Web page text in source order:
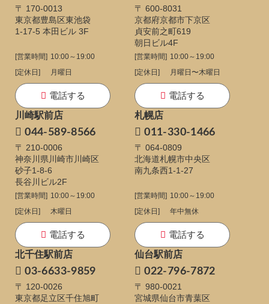
〒 170-0013
東京都豊島区東池袋
1-17-5 本田ビル 3F
[営業時間] 10:00～19:00
[定休日]
月曜日
電話する
〒 600-8031
京都府京都市下京区
貞安前之町619
朝日ビル4F
[営業時間] 10:00～19:00
[定休日]
月曜日〜木曜日
電話する
川崎駅前店
044-589-8566
〒 210-0006
神奈川県川崎市川崎区
砂子1-8-6
長谷川ビル2F
[営業時間] 10:00～19:00
[定休日]
木曜日
電話する
札幌店
011-330-1466
〒 064-0809
北海道札幌市中央区
南九条西1-1-27
[営業時間] 10:00～19:00
[定休日]
年中無休
電話する
北千住駅前店
03-6633-9859
〒 120-0026
東京都足立区千住旭町
仙台駅前店
022-796-7872
〒 980-0021
宮城県仙台市青葉区